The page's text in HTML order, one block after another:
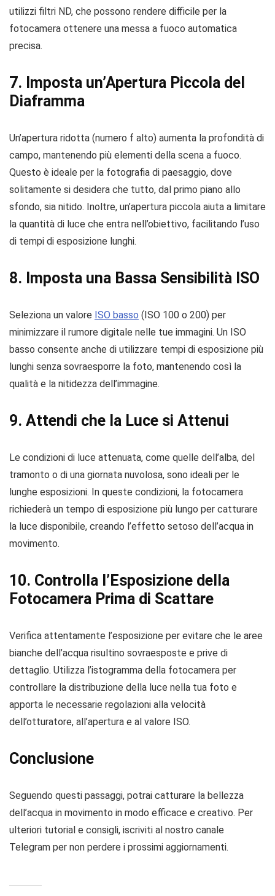
utilizzi filtri ND, che possono rendere difficile per la
fotocamera ottenere una messa a fuoco automatica
precisa.
7. Imposta un’Apertura Piccola del
Diaframma
Un’apertura ridotta (numero f alto) aumenta la profondità di
campo, mantenendo più elementi della scena a fuoco.
Questo è ideale per la fotografia di paesaggio, dove
solitamente si desidera che tutto, dal primo piano allo
sfondo, sia nitido. Inoltre, un’apertura piccola aiuta a limitare
la quantità di luce che entra nell’obiettivo, facilitando l’uso
di tempi di esposizione lunghi.
8. Imposta una Bassa Sensibilità ISO
Seleziona un valore ISO basso (ISO 100 o 200) per
minimizzare il rumore digitale nelle tue immagini. Un ISO
basso consente anche di utilizzare tempi di esposizione più
lunghi senza sovraesporre la foto, mantenendo così la
qualità e la nitidezza dell’immagine.
9. Attendi che la Luce si Attenui
Le condizioni di luce attenuata, come quelle dell’alba, del
tramonto o di una giornata nuvolosa, sono ideali per le
lunghe esposizioni. In queste condizioni, la fotocamera
richiederà un tempo di esposizione più lungo per catturare
la luce disponibile, creando l’effetto setoso dell’acqua in
movimento.
10. Controlla l’Esposizione della
Fotocamera Prima di Scattare
Verifica attentamente l’esposizione per evitare che le aree
bianche dell’acqua risultino sovraesposte e prive di
dettaglio. Utilizza l’istogramma della fotocamera per
controllare la distribuzione della luce nella tua foto e
apporta le necessarie regolazioni alla velocità
dell’otturatore, all’apertura e al valore ISO.
Conclusione
Seguendo questi passaggi, potrai catturare la bellezza
dell’acqua in movimento in modo efficace e creativo. Per
ulteriori tutorial e consigli, iscriviti al nostro canale
Telegram per non perdere i prossimi aggiornamenti.